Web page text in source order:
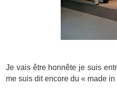
Je vais être honnête je suis
me suis dit encore du « made